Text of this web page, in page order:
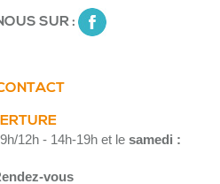
SUR :
12h - 14h-19h et le samedi :
vous